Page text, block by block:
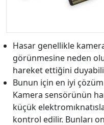
Hasar genellikle
görünmesine neden
hareket ettiğini
Bunun için en iyi
Kamera sensörünün
küçük
kontrol edilir. Bunları